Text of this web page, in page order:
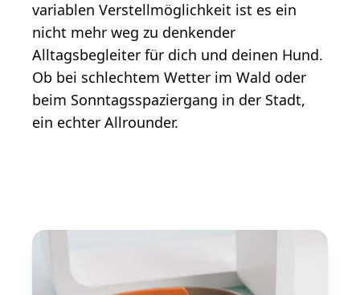
variablen Verstellmöglichkeit ist es ein
nicht mehr weg zu denkender
Alltagsbegleiter für dich und deinen Hund.
Ob bei schlechtem Wetter im Wald oder
beim Sonntagsspaziergang in der Stadt,
ein echter Allrounder.